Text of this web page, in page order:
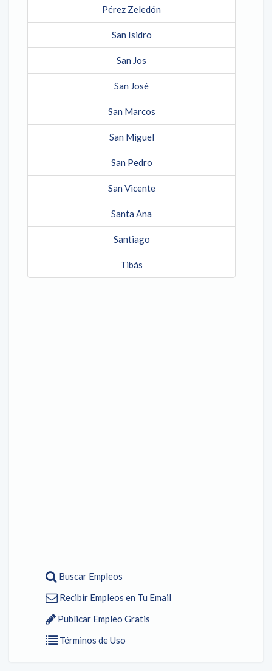
Pérez Zeledón
San Isidro
San Jos
San José
San Marcos
San Miguel
San Pedro
San Vicente
Santa Ana
Santiago
Tibás
Buscar Empleos
Recibir Empleos en Tu Email
Publicar Empleo Gratis
Términos de Uso